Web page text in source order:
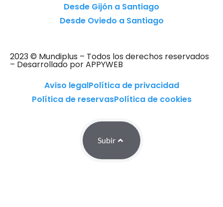
Desde Gijón a Santiago
Desde Oviedo a Santiago
2023 © Mundiplus – Todos los derechos reservados
– Desarrollado por APPYWEB
Aviso legalPolítica de privacidad
Política de reservasPolítica de cookies
Subir